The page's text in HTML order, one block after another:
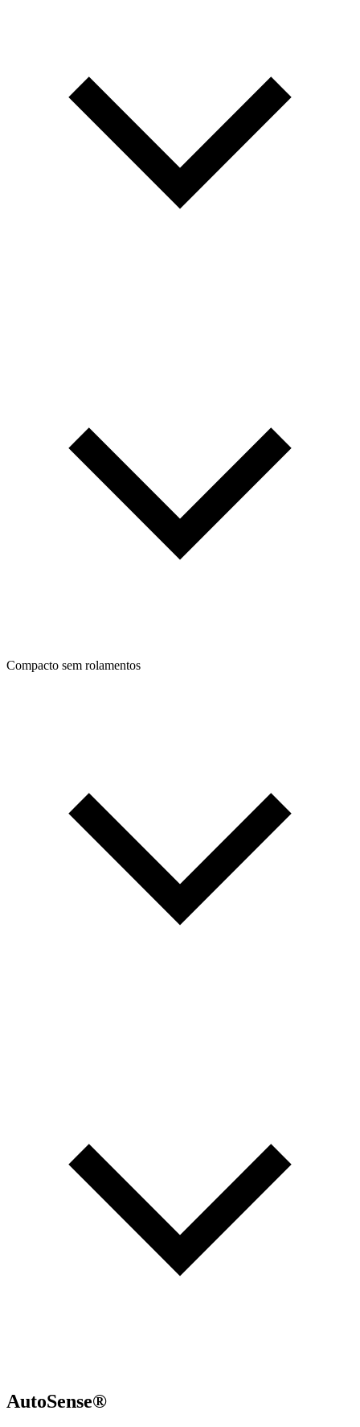
Compacto sem rolamentos
AutoSense®